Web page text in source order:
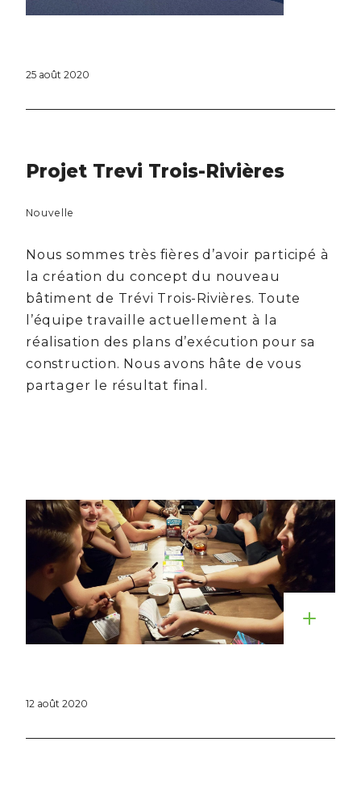
25 août 2020
Projet Trevi Trois-Rivières
Nouvelle
Nous sommes très fières d’avoir participé à
la création du concept du nouveau
bâtiment de Trévi Trois-Rivières. Toute
l’équipe travaille actuellement à la
réalisation des plans d’exécution pour sa
construction. Nous avons hâte de vous
partager le résultat final.
12 août 2020